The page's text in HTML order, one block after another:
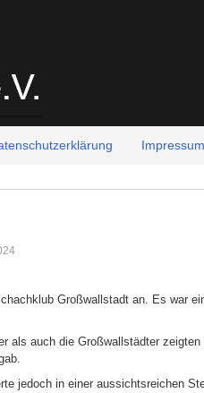
Impressum
Großwallstadt an. Es war
als auch die Großwallstädter
jedoch in einer aussichtsreichen